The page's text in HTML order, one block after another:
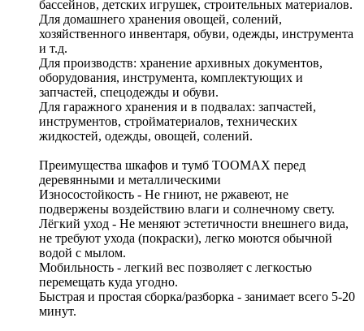
бассейнов, детских игрушек, строительных материалов.
Для домашнего хранения овощей, солений,
хозяйственного инвентаря, обуви, одежды, инструмента
и т.д.
Для производств: хранение архивных документов,
оборудования, инструмента, комплектующих и
запчастей, спецодежды и обуви.
Для гаражного хранения и в подвалах: запчастей,
инструментов, стройматериалов, технических
жидкостей, одежды, овощей, солений.
Преимущества шкафов и тумб TOOMAX перед
деревянными и металлическими
Износостойкость - Не гниют, не ржавеют, не
подвержены воздействию влаги и солнечному свету.
Лёгкий уход - Не меняют эстетичности внешнего вида,
не требуют ухода (покраски), легко моются обычной
водой с мылом.
Мобильность - легкий вес позволяет с легкостью
перемещать куда угодно.
Быстрая и простая сборка/разборка - занимает всего 5-20
минут.